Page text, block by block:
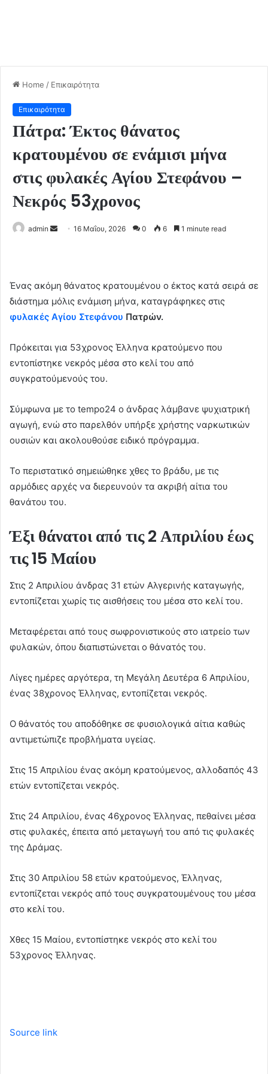
Home / Επικαιρότητα
Επικαιρότητα
Πάτρα: Έκτος θάνατος
κρατουμένου σε ενάμισι μήνα
στις φυλακές Αγίου Στεφάνου –
Νεκρός 53χρονος
admin
a
n
e
a
16 Μαΐου, 2026 0 6 1 minute read
Ένας ακόμη θάνατος κρατουμένου ο έκτος κατά σειρά σε
διάστημα μόλις ενάμιση μήνα, καταγράφηκες στις
φυλακές Αγίου Στεφάνου Πατρών.
Πρόκειται για 53χρονος Έλληνα κρατούμενο που
εντοπίστηκε νεκρός μέσα στο κελί του από
συγκρατούμενούς του.
Σύμφωνα με το tempo24 ο άνδρας λάμβανε ψυχιατρική
αγωγή, ενώ στο παρελθόν υπήρξε χρήστης ναρκωτικών
ουσιών και ακολουθούσε ειδικό πρόγραμμα.
Το περιστατικό σημειώθηκε χθες το βράδυ, με τις
αρμόδιες αρχές να διερευνούν τα ακριβή αίτια του
θανάτου του.
Έξι θάνατοι από τις 2 Απριλίου έως
τις 15 Μαίου
Στις 2 Απριλίου άνδρας 31 ετών Αλγερινής καταγωγής,
εντοπίζεται χωρίς τις αισθήσεις του μέσα στο κελί του.
Μεταφέρεται από τους σωφρονιστικούς στο ιατρείο των
φυλακών, όπου διαπιστώνεται ο θάνατός του.
Λίγες ημέρες αργότερα, τη Μεγάλη Δευτέρα 6 Απριλίου,
ένας 38χρονος Έλληνας, εντοπίζεται νεκρός.
Ο θάνατός του αποδόθηκε σε φυσιολογικά αίτια καθώς
αντιμετώπιζε προβλήματα υγείας.
Στις 15 Απριλίου ένας ακόμη κρατούμενος, αλλοδαπός 43
ετών εντοπίζεται νεκρός.
Στις 24 Απριλίου, ένας 46χρονος Έλληνας, πεθαίνει μέσα
στις φυλακές, έπειτα από μεταγωγή του από τις φυλακές
της Δράμας.
Στις 30 Απριλίου 58 ετών κρατούμενος, Έλληνας,
εντοπίζεται νεκρός από τους συγκρατουμένους του μέσα
στο κελί του.
Χθες 15 Μαίου, εντοπίστηκε νεκρός στο κελί του
53χρονος Έλληνας.
Source link